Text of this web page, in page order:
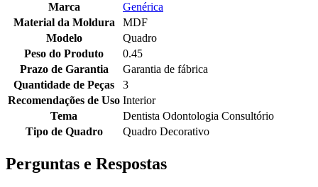
Marca
Genérica
Material da Moldura
MDF
Modelo
Quadro
Peso do Produto
0.45
Prazo de Garantia
Garantia de fábrica
Quantidade de Peças
3
Recomendações de Uso Interior
Tema
Dentista Odontologia Consultório
Tipo de Quadro
Quadro Decorativo
Perguntas e Respostas